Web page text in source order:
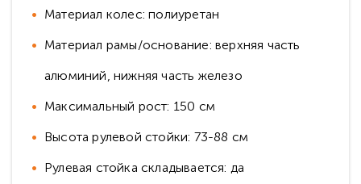
Материал колес: полиуретан
Материал рамы/основание: верхняя часть
алюминий, нижняя часть железо
Максимальный рост: 150 см
Высота рулевой стойки: 73-88 см
Рулевая стойка складывается: да